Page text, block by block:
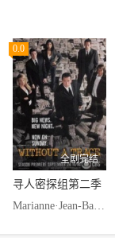
0.0
全剧完结
寻人密探组第二季
Marianne·Jean-Baptiste,Anthony·LaPaglia,Poppy·Montgomery,Enrique·Murciano,Eric·Close